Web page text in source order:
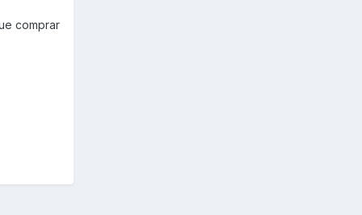
comprar